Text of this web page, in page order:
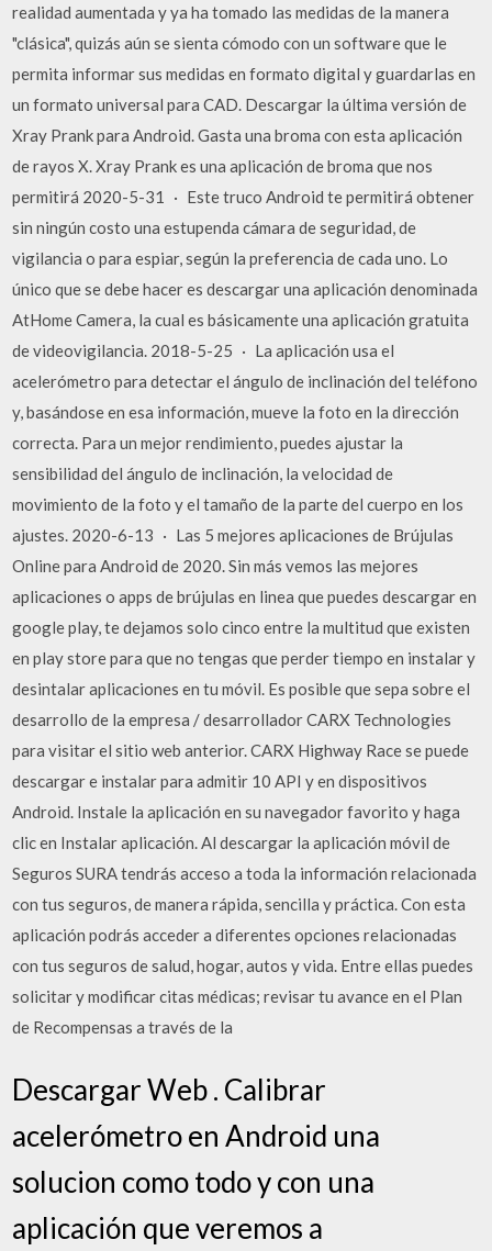
realidad aumentada y ya ha tomado las medidas de la manera
"clásica", quizás aún se sienta cómodo con un software que le
permita informar sus medidas en formato digital y guardarlas en
un formato universal para CAD. Descargar la última versión de
Xray Prank para Android. Gasta una broma con esta aplicación
de rayos X. Xray Prank es una aplicación de broma que nos
permitirá 2020-5-31 · Este truco Android te permitirá obtener
sin ningún costo una estupenda cámara de seguridad, de
vigilancia o para espiar, según la preferencia de cada uno. Lo
único que se debe hacer es descargar una aplicación denominada
AtHome Camera, la cual es básicamente una aplicación gratuita
de videovigilancia. 2018-5-25 · La aplicación usa el
acelerómetro para detectar el ángulo de inclinación del teléfono
y, basándose en esa información, mueve la foto en la dirección
correcta. Para un mejor rendimiento, puedes ajustar la
sensibilidad del ángulo de inclinación, la velocidad de
movimiento de la foto y el tamaño de la parte del cuerpo en los
ajustes. 2020-6-13 · Las 5 mejores aplicaciones de Brújulas
Online para Android de 2020. Sin más vemos las mejores
aplicaciones o apps de brújulas en linea que puedes descargar en
google play, te dejamos solo cinco entre la multitud que existen
en play store para que no tengas que perder tiempo en instalar y
desintalar aplicaciones en tu móvil. Es posible que sepa sobre el
desarrollo de la empresa / desarrollador CARX Technologies
para visitar el sitio web anterior. CARX Highway Race se puede
descargar e instalar para admitir 10 API y en dispositivos
Android. Instale la aplicación en su navegador favorito y haga
clic en Instalar aplicación. Al descargar la aplicación móvil de
Seguros SURA tendrás acceso a toda la información relacionada
con tus seguros, de manera rápida, sencilla y práctica. Con esta
aplicación podrás acceder a diferentes opciones relacionadas
con tus seguros de salud, hogar, autos y vida. Entre ellas puedes
solicitar y modificar citas médicas; revisar tu avance en el Plan
de Recompensas a través de la
Descargar Web . Calibrar
acelerómetro en Android una
solucion como todo y con una
aplicación que veremos a